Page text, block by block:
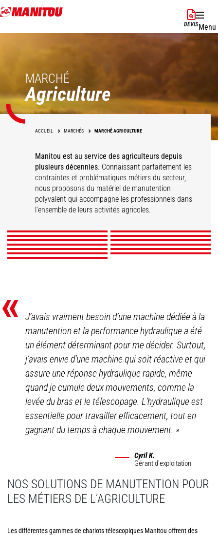
Aller
au
DEVISMenu
MARCHÉ
Agriculture
ACCUEIL MARCHÉS MARCHÉ AGRICULTURE
Manitou est au service des agriculteurs depuis
plusieurs décennies. Connaissant parfaitement les
contraintes et problématiques métiers du secteur,
nous proposons du matériel de manutention
polyvalent qui accompagne les professionnels dans
l’ensemble de leurs activités agricoles.
Céréales Centres équestres
Maraîchage
DÉCOUVRIR
Élevage
DÉCOUVRIR
Polyculture
DÉCOUVRIR
Pépinières
DÉCOUVRIR
Volailles
DÉCOUVRIR
Viticulture
DÉCOUVRIR
Aquaculture et
conchyliculture
DÉCOUVRIR
Coopératives
DÉCOUVRIR
Production laitière
DÉCOUVRIR
Énergies & Biogaz
DÉCOUVRIR
DÉCOUVRIR
«
J’avais vraiment besoin d’une machine dédiée à la
manutention et la performance hydraulique a été
un élément déterminant pour me décider. Surtout,
j’avais envie d’une machine qui soit réactive et qui
assure une réponse hydraulique rapide, même
quand je cumule deux mouvements, comme la
levée du bras et le télescopage. L’hydraulique est
essentielle pour travailler efficacement, tout en
gagnant du temps à chaque mouvement.»
Cyril K.
Gérant d'exploitation
NOS SOLUTIONS DE MANUTENTION POUR
LES MÉTIERS DE L’AGRICULTURE
Les différentes gammes de chariots télescopiques Manitou offrent des